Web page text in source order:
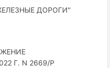
ДОРОГИ"
Г. N 2669/Р